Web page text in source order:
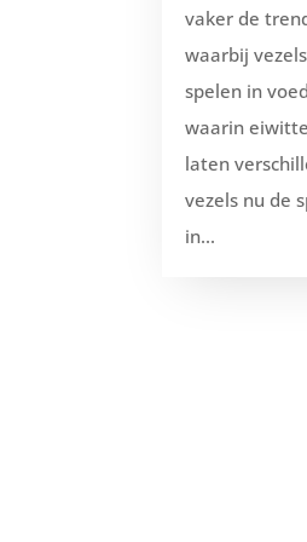
vaker de
waarbij
spelen in
waarin
laten
vezels nu de
in...